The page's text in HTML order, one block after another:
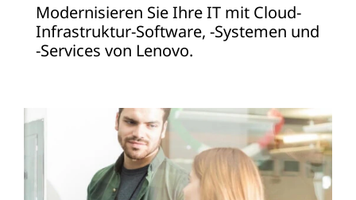
Modernisieren Sie Ihre IT mit Cloud-
Infrastruktur-Software, -Systemen und
-Services von Lenovo.